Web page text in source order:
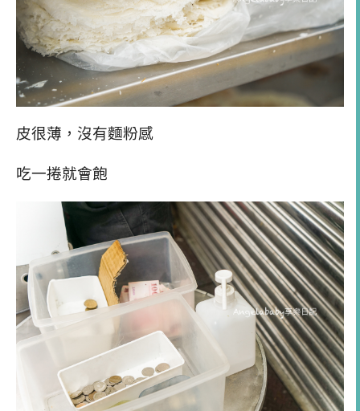
皮很薄，沒有麵粉感
吃一捲就會飽